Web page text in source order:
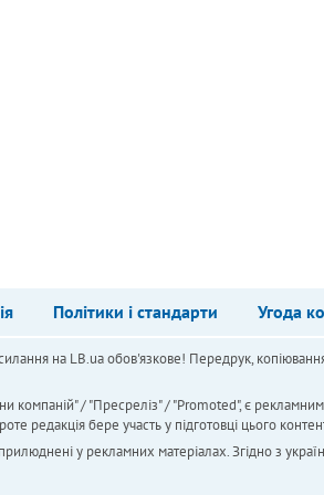
Політики і стандарти Угода
на LB.ua обов'язкове! Передрук,
компаній" / "Пресреліз" / "Promoted", є
бере участь у підготовці цього
у рекламних матеріалах. Згідно з